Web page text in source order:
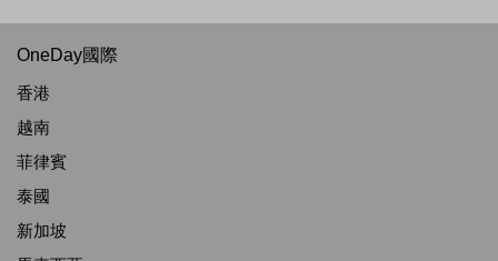
OneDay國際
香港
越南
菲律賓
泰國
新加坡